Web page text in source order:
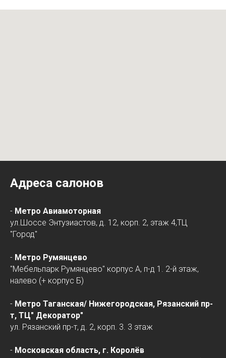
Адреса салонов
- Метро Авиамоторная
ул.Шоссе Энтузиастов, д. 12, корп. 2, этаж 4,ТЦ
"Город"
- Метро Румянцево
"Мебельпарк Румянцево" корпус А, п-д 1. 2-й этаж,
налево (+ корпус Б)
- Метро Таганская/ Нижегородская, Рязанский пр-
т, ТЦ" Декоратор"
ул. Рязанский пр-т, д. 2, корп. 3. 3 этаж
- Московская область, г. Королёв